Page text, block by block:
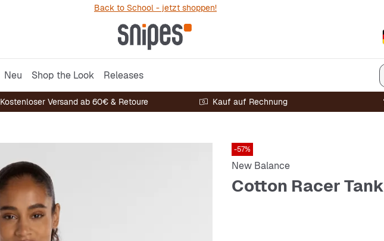
Back to School - jetzt shoppen!
Neu Shop the Look Releases
Kostenloser Versand ab 60€ & Retoure Kauf auf Rechnung
-57%
New Balance
Cotton Racer Tank